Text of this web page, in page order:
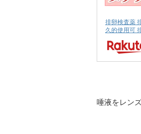
排卵検査薬
久的使用可
唾液をレン